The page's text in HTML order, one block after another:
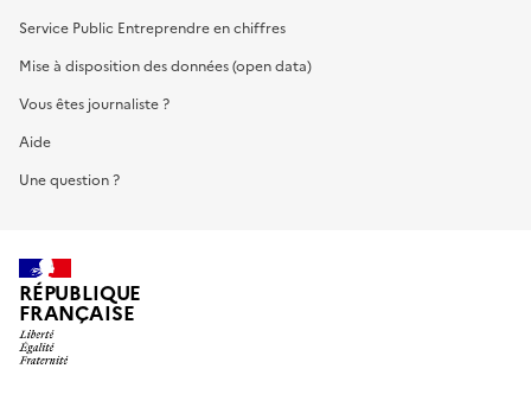
Service Public Entreprendre en chiffres
Mise à disposition des données (open data)
Vous êtes journaliste ?
Aide
Une question ?
RÉPUBLIQUE
FRANÇAISE